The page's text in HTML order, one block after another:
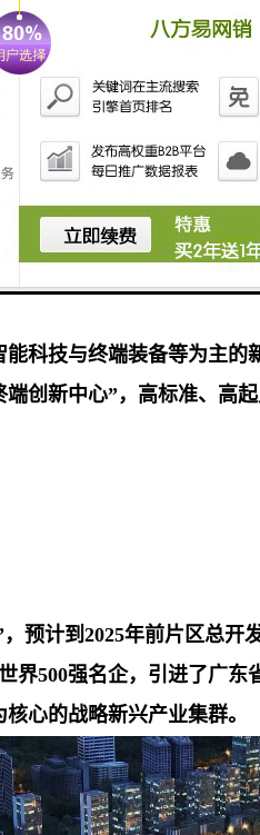
科技与终端装备等为主
创新中心”，高标准、高
预计到2025年前片区总开
界500强名企，引进了广
心的战略新兴产业集群。